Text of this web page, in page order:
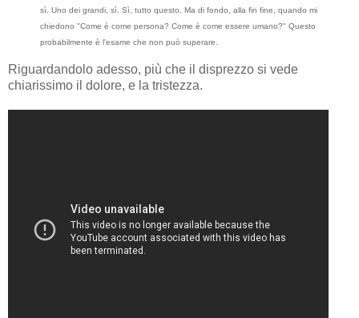
sì. Uno dei grandi, sì. Sì, tutto questo. Ma di fondo, alla fin fine, quando mi
chiedono "Come è come persona? Come è come essere umano?" Questo
probabilmente è l'esame che non può superare.
Riguardandolo adesso, più che il disprezzo si vede
chiarissimo il dolore, e la tristezza.